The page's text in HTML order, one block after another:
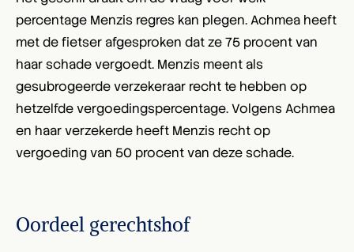
percentage Menzis regres kan plegen. Achmea heeft
met de fietser afgesproken dat ze 75 procent van
haar schade vergoedt. Menzis meent als
gesubrogeerde verzekeraar recht te hebben op
hetzelfde vergoedingspercentage. Volgens Achmea
en haar verzekerde heeft Menzis recht op
vergoeding van 50 procent van deze schade.
Oordeel gerechtshof